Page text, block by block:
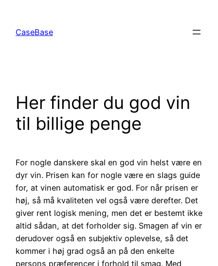
indhold
CaseBase
Her finder du god vin
til billige penge
For nogle danskere skal en god vin helst være en
dyr vin. Prisen kan for nogle være en slags guide
for, at vinen automatisk er god. For når prisen er
høj, så må kvaliteten vel også være derefter. Det
giver rent logisk mening, men det er bestemt ikke
altid sådan, at det forholder sig. Smagen af vin er
derudover også en subjektiv oplevelse, så det
kommer i høj grad også an på den enkelte
persons præferencer i forhold til smag. Med